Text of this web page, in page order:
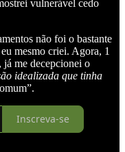
vulnerável cedo
não foi o bastante
mesmo criei. Agora, 1
já me decepcionei o
idealizada que tinha
Inscreva-se